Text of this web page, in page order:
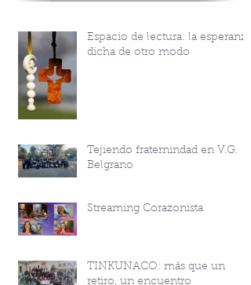
Espacio de lectura: la esperanza
dicha de otro modo
Tejiendo fraternindad en V.G.
Belgrano
Streaming Corazonista
TINKUNACO: más que un
retiro, un encuentro